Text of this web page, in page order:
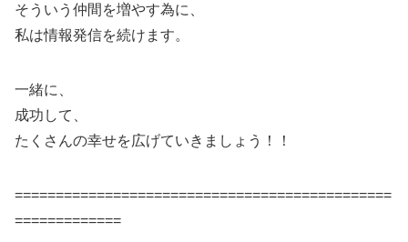
そういう仲間を増やす為に、
私は情報発信を続けます。
一緒に、
成功して、
たくさんの幸せを広げていきましょう！！
==============================================
=============